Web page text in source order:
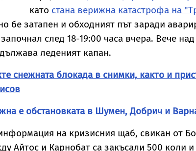
като стана верижна катастрофа на
бе затапен и обходният път заради
след 18-19:00 часа вчера. Вече
леденият капан.
снежната блокада в снимки, както и
е обстановката в Шумен, Добрич и
на кризисния щаб, свикан от
Айтос и Карнобат са закъсали 500 коли